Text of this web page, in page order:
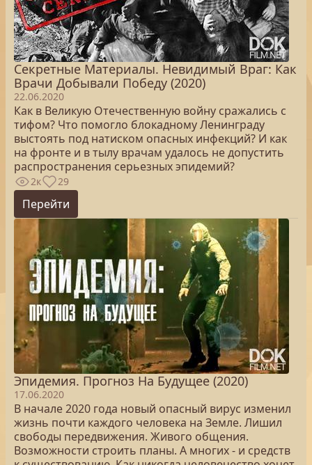
Секретные Материалы. Невидимый Враг: Как
Врачи Добывали Победу (2020)
22.06.2020
Как в Великую Отечественную войну сражались с
тифом? Что помогло блокадному Ленинграду
выстоять под натиском опасных инфекций? И как
на фронте и в тылу врачам удалось не допустить
распространения серьезных эпидемий?
2к 29
Перейти
Эпидемия. Прогноз На Будущее (2020)
17.06.2020
В начале 2020 года новый опасный вирус изменил
жизнь почти каждого человека на Земле. Лишил
свободы передвижения. Живого общения.
Возможности строить планы. А многих - и средств